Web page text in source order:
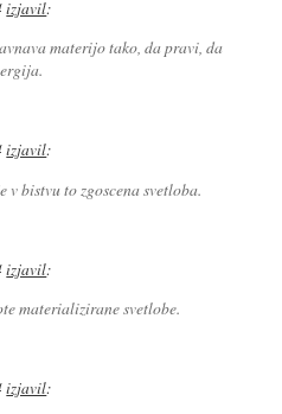
izjavil:
materijo tako, da pravi, da
izjavil:
bistvu to zgoscena svetloba.
izjavil:
materializirane svetlobe.
izjavil: